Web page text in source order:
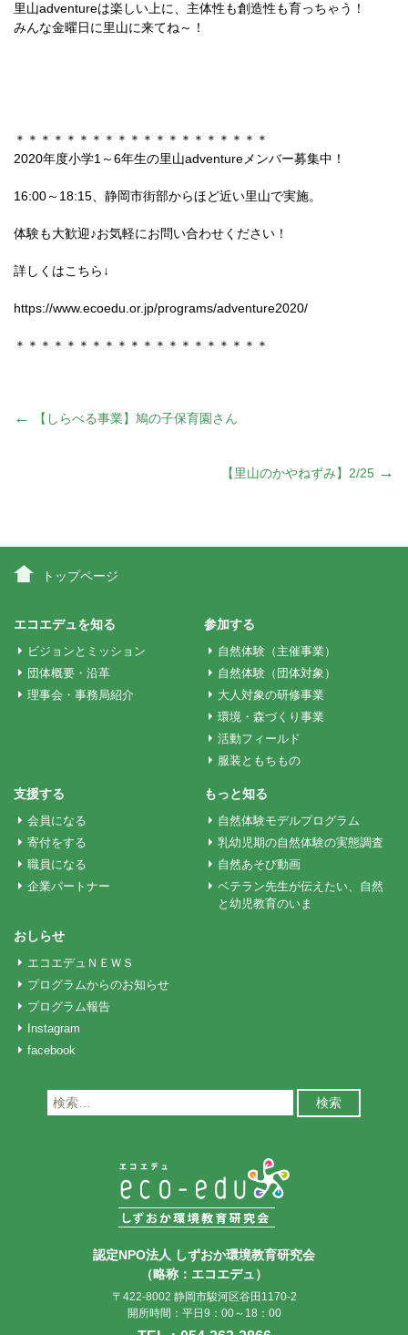
里山adventureは楽しい上に、主体性も創造性も育っちゃう！
みんな金曜日に里山に来てね～！
＊＊＊＊＊＊＊＊＊＊＊＊＊＊＊＊＊＊＊＊
2020年度小学1～6年生の里山adventureメンバー募集中！
16:00～18:15、静岡市街部からほど近い里山で実施。
体験も大歓迎♪お気軽にお問い合わせください！
詳しくはこちら↓
https://www.ecoedu.or.jp/programs/adventure2020/
＊＊＊＊＊＊＊＊＊＊＊＊＊＊＊＊＊＊＊＊
投
ビ
ゲ
ー
ョ
ン
← 【しらべる事業】鳩の子保育園さん
【里山のかやねずみ】2/25 →
トップページ
エコエデュを知る
ビジョンとミッション
団体概要・沿革
理事会・事務局紹介
参加する
自然体験（主催事業）
自然体験（団体対象）
大人対象の研修事業
環境・森づくり事業
活動フィールド
服装ともちもの
支援する
会員になる
寄付をする
職員になる
企業パートナー
もっと知る
自然体験モデルプログラム
乳幼児期の自然体験の実態調査
自然あそび動画
ベテラン先生が伝えたい、自然
と幼児教育のいま
おしらせ
エコエデュＮＥＷＳ
プログラムからのお知らせ
プログラム報告
Instagram
facebook
検
索:
認定NPO法人 しずおか環境教育研究会
（略称：エコエデュ）
〒422-8002 静岡市駿河区谷田1170-2
開所時間：平日9：00～18：00